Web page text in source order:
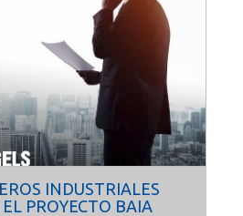
INDUSTRIALES
PROYECTO BAIA